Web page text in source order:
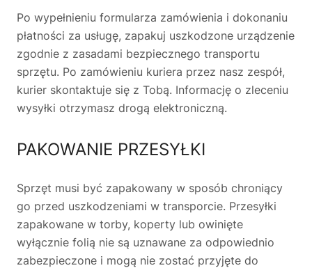
Po wypełnieniu formularza zamówienia i dokonaniu
płatności za usługę, zapakuj uszkodzone urządzenie
zgodnie z zasadami bezpiecznego transportu
sprzętu. Po zamówieniu kuriera przez nasz zespół,
kurier skontaktuje się z Tobą. Informację o zleceniu
wysyłki otrzymasz drogą elektroniczną.
PAKOWANIE PRZESYŁKI
Sprzęt musi być zapakowany w sposób chroniący
go przed uszkodzeniami w transporcie. Przesyłki
zapakowane w torby, koperty lub owinięte
wyłącznie folią nie są uznawane za odpowiednio
zabezpieczone i mogą nie zostać przyjęte do